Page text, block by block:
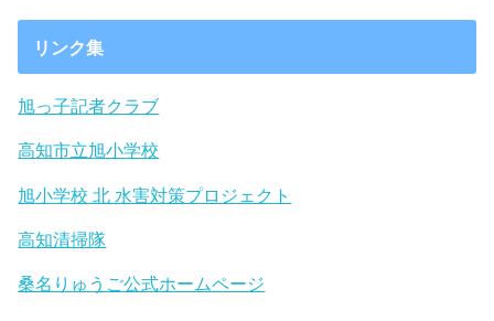
リンク集
旭っ子記者クラブ
高知市立旭小学校
旭小学校 北 水害対策プロジェクト
高知清掃隊
桑名りゅうご公式ホームページ